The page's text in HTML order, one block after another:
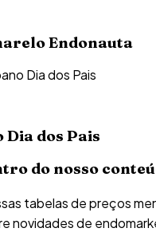
Endonauta
dos Pais
do nosso
tabelas de preços
novidades de